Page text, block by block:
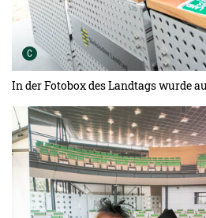
C Urheber der Grafik:
In der Fotobox des Landtags wurde